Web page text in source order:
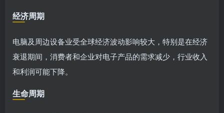
经济周期
电脑及周边设备业受全球经济波动影响较大，特别是在经济
衰退期间，消费者和企业对电子产品的需求减少，行业收入
和利润可能下降。
生命周期